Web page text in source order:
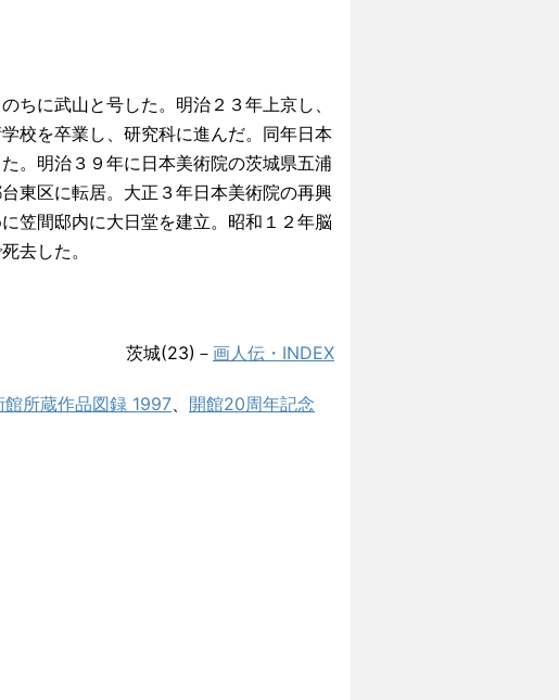
ちに武山と号した。明治２３年上京し、
校を卒業し、研究科に進んだ。同年日本
。明治３９年に日本美術院の茨城県五浦
東区に転居。大正３年日本美術院の再興
笠間邸内に大日堂を建立。昭和１２年脳
去した。
茨城(23)－ 画人伝・INDEX
所蔵作品図録 1997、 開館20周年記念